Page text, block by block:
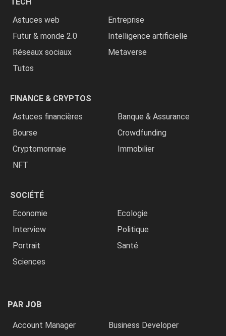
Astuces web
Entreprise
Futur & monde 2.0
Intelligence artificielle
Réseaux sociaux
Metaverse
Tutos
FINANCE & CRYPTOS
Astuces financières
Banque & Assurance
Bourse
Crowdfunding
Cryptomonnaie
Immobilier
NFT
SOCIÉTÉ
Economie
Ecologie
Interview
Politique
Portrait
Santé
Sciences
PAR JOB
Account Manager
Business Developer